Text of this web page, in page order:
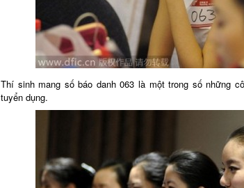
Thí sinh mang số báo danh 063 là một trong số những
tuyển dụng.